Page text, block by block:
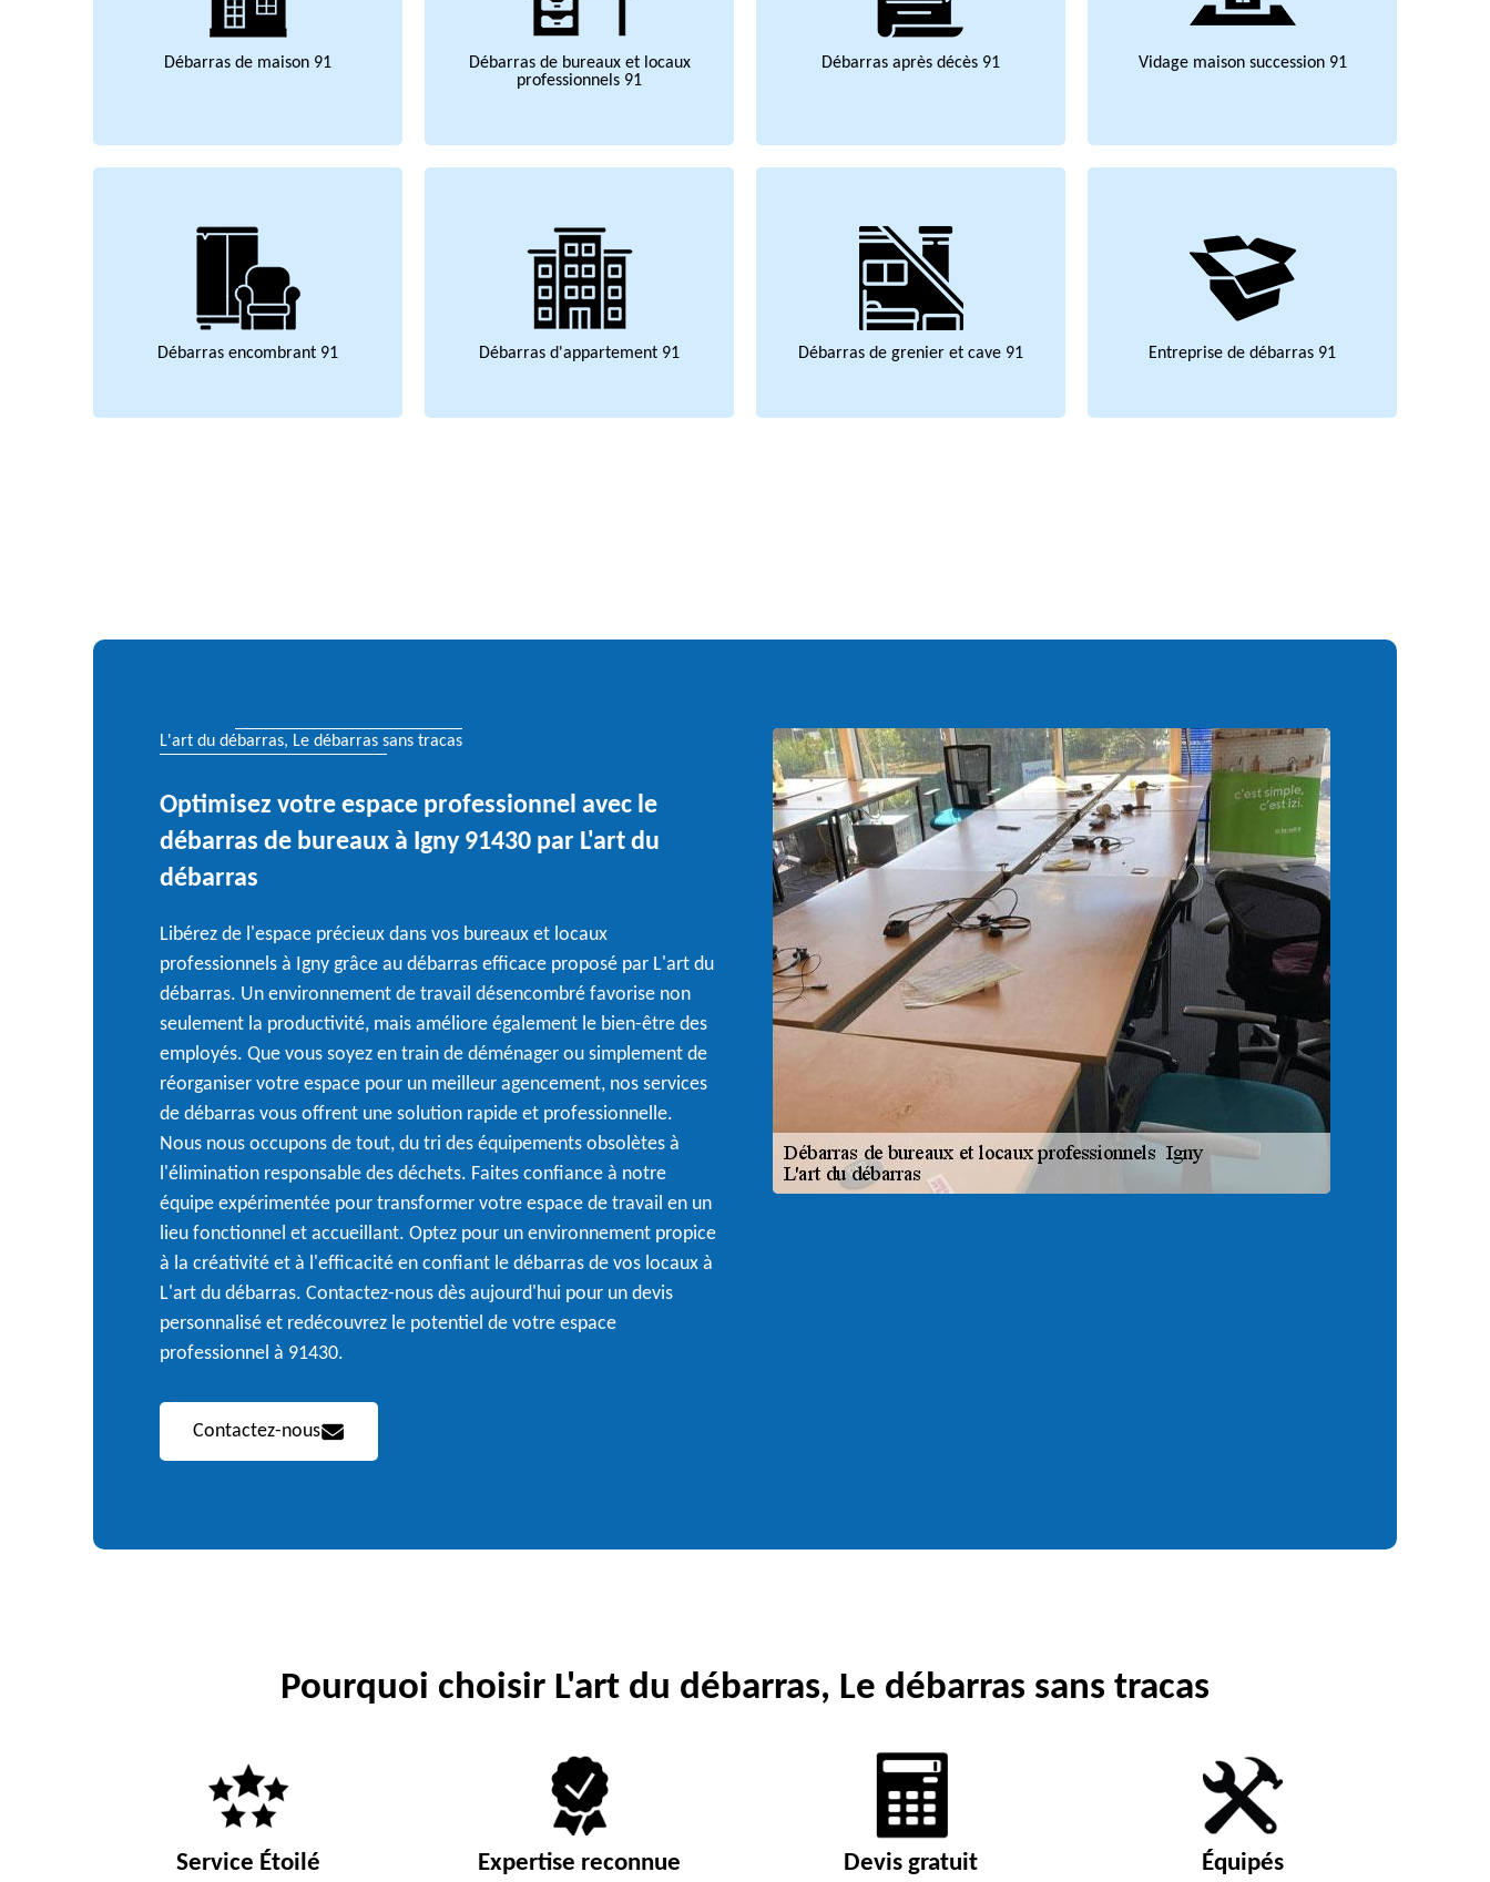
Débarras de maison 91
Débarras de bureaux et locaux
professionnels 91
Débarras après décès 91 Vidage maison succession 91
Débarras encombrant 91 Débarras d'appartement 91 Débarras de grenier et cave 91 Entreprise de débarras 91
L'art du débarras, Le débarras sans tracas
Optimisez votre espace professionnel avec le
débarras de bureaux à Igny 91430 par L'art du
débarras
Libérez de l'espace précieux dans vos bureaux et locaux
professionnels à Igny grâce au débarras efficace proposé par L'art du
débarras. Un environnement de travail désencombré favorise non
seulement la productivité, mais améliore également le bien-être des
employés. Que vous soyez en train de déménager ou simplement de
réorganiser votre espace pour un meilleur agencement, nos services
de débarras vous offrent une solution rapide et professionnelle.
Nous nous occupons de tout, du tri des équipements obsolètes à
l'élimination responsable des déchets. Faites confiance à notre
équipe expérimentée pour transformer votre espace de travail en un
lieu fonctionnel et accueillant. Optez pour un environnement propice
à la créativité et à l'efficacité en confiant le débarras de vos locaux à
L'art du débarras. Contactez-nous dès aujourd'hui pour un devis
personnalisé et redécouvrez le potentiel de votre espace
professionnel à 91430.
Contactez-nous
Pourquoi choisir L'art du débarras, Le débarras sans tracas
Service Étoilé Expertise reconnue Devis gratuit Équipés